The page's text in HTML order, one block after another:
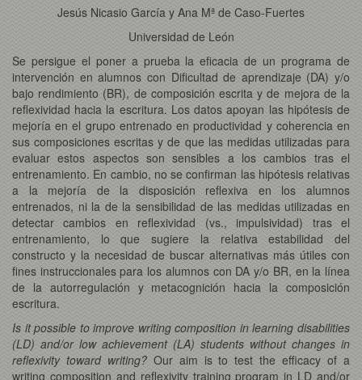
Jesús Nicasio García y Ana Mª de Caso-Fuertes
Universidad de León
Se persigue el poner a prueba la eficacia de un programa de
intervención en alumnos con Dificultad de aprendizaje (DA) y/o
bajo rendimiento (BR), de composición escrita y de mejora de la
reflexividad hacia la escritura. Los datos apoyan las hipótesis de
mejoría en el grupo entrenado en productividad y coherencia en
sus composiciones escritas y de que las medidas utilizadas para
evaluar estos aspectos son sensibles a los cambios tras el
entrenamiento. En cambio, no se confirman las hipótesis relativas
a la mejoría de la disposición reflexiva en los alumnos
entrenados, ni la de la sensibilidad de las medidas utilizadas en
detectar cambios en reflexividad (vs., impulsividad) tras el
entrenamiento, lo que sugiere la relativa estabilidad del
constructo y la necesidad de buscar alternativas más útiles con
fines instruccionales para los alumnos con DA y/o BR, en la línea
de la autorregulación y metacognición hacia la composición
escritura.
Is it possible to improve writing composition in learning disabilities
(LD) and/or low achievement (LA) students without changes in
reflexivity toward writing? Our aim is to test the efficacy of a
writing composition and reflexivity training program in LD and/or